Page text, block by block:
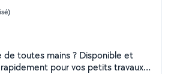
de toutes mains ? Disponible et
pour vos petits travaux